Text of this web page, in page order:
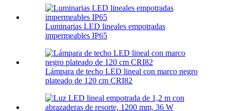
Luminarias LED lineales empotradas
impermeables IP65
Lámpara de techo LED lineal con marco negro
plateado de 120 cm CRI82